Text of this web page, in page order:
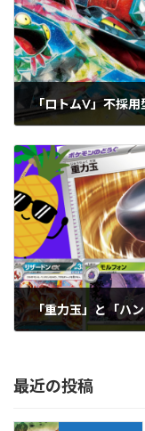
「ロトムV」不採
「重力玉」と「ハ
最近の投稿